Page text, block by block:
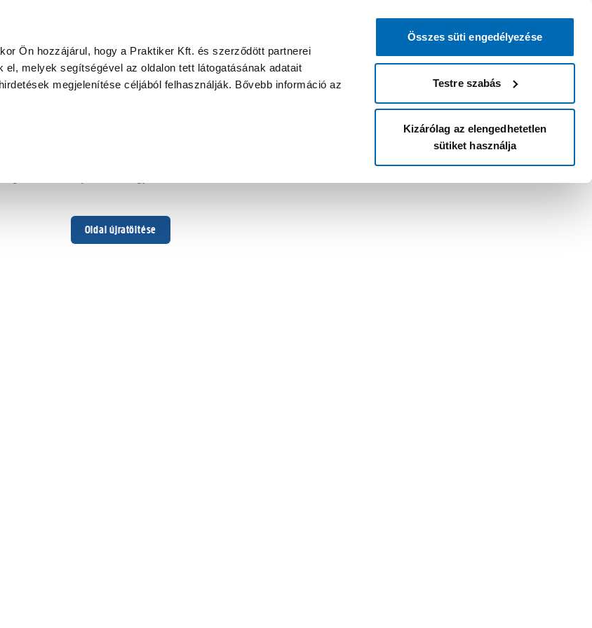
Ön hozzájárul, hogy a Praktiker Kft. és szerződött partnerei
melyek segítségével az oldalon tett látogatásának adatait
megjelenítése céljából felhasználják. Bővebb információ az
Összes süti engedélyezése
Testre szabás
Kizárólag az elengedhetetlen
sütiket használja
Oldal újratöltése